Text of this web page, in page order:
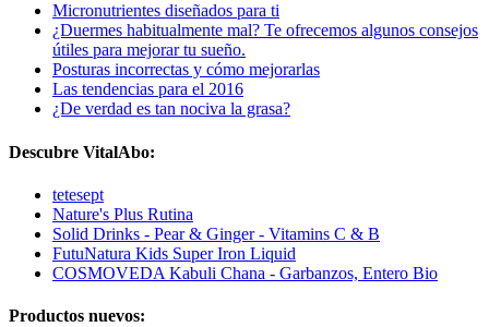
Micronutrientes diseñados para ti
¿Duermes habitualmente mal? Te ofrecemos algunos consejos
útiles para mejorar tu sueño.
Posturas incorrectas y cómo mejorarlas
Las tendencias para el 2016
¿De verdad es tan nociva la grasa?
Descubre VitalAbo:
tetesept
Nature's Plus Rutina
Solid Drinks - Pear & Ginger - Vitamins C & B
FutuNatura Kids Super Iron Liquid
COSMOVEDA Kabuli Chana - Garbanzos, Entero Bio
Productos nuevos: